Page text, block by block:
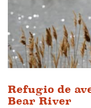
Refugio de
Bear River